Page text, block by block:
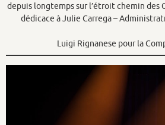
depuis longtemps sur l’étroit chemin des
dédicace à Julie Carrega –
Luigi Rignanese pour la